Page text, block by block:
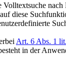
Volltextsuche nach
diese
Art. 6 Abs. 1
in der